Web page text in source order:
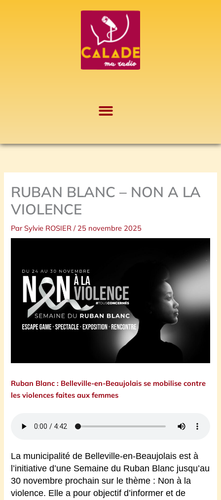
RUBAN BLANC – NON A LA
VIOLENCE
ParSylvie ROSIER/ 25 novembre 2025
Ruban Blanc : Belleville-en-Beaujolais se mobilise contre
les violences faites aux femmes
La municipalité de Belleville-en-Beaujolais est à
l’initiative d’une Semaine du Ruban Blanc jusqu’au
30 novembre prochain sur le thème : Non à la
violence. Elle a pour objectif d’informer et de